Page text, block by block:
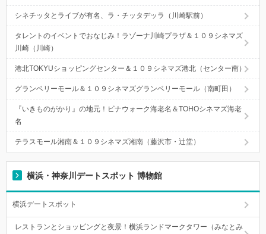
シネチッタとライブが有名、ラ・チッタデッラ（川崎駅前）
タレントのイベントでおなじみ！ラゾーナ川崎プラザ＆１０９シネマズ
川崎（川崎）
港北TOKYUショッピングセンター＆１０９シネマズ港北（センター南）
グランベリーモール＆１０９シネマズグランベリーモール（南町田）
『いきものがかり』の地元！ビナウォーク海老名＆TOHOシネマズ海老
名
テラスモール湘南＆１０９シネマズ湘南（藤沢市・辻堂）
横浜・神奈川デートスポット 博物館
横浜デートスポット
レストランとショッピングと夜景！横浜ランドマークタワー（みなとみ